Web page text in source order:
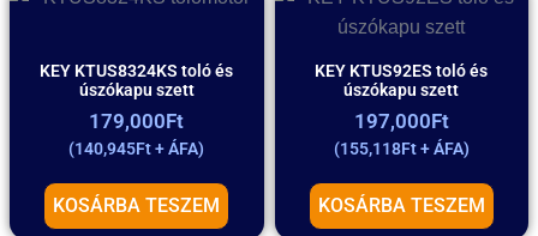
KEY KTUS8324KS toló és
úszókapu szett
179,000Ft
(140,945Ft+ ÁFA)
KOSÁRBA TESZEM
KEY KTUS92ES toló és
úszókapu szett
197,000Ft
(155,118Ft+ ÁFA)
KOSÁRBA TESZEM